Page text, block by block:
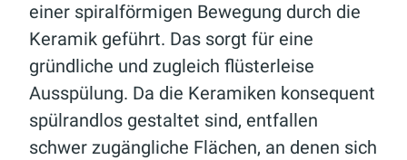
einer spiralförmigen Bewegung durch die
Keramik geführt. Das sorgt für eine
gründliche und zugleich flüsterleise
Ausspülung. Da die Keramiken konsequent
spülrandlos gestaltet sind, entfallen
schwer zugängliche Flächen, an denen sich